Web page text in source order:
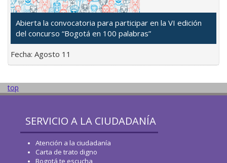
Abierta la convocatoria para participar en la VI edición
del concurso “Bogotá en 100 palabras”
Fecha: Agosto 11
top
SERVICIO A LA CIUDADANÍA
Atención a la ciudadanía
Carta de trato digno
Bogotá te escucha